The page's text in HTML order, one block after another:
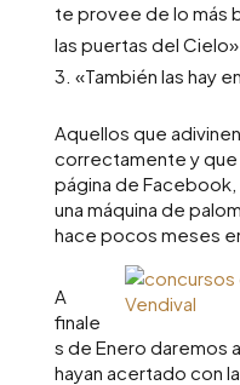
te provee de lo más
las puertas del Cielo»
«También las hay
Aquellos que
correctamente y que
página de Facebook,
una máquina de
hace pocos meses
A
finale
s de Enero daremos
hayan acertado con